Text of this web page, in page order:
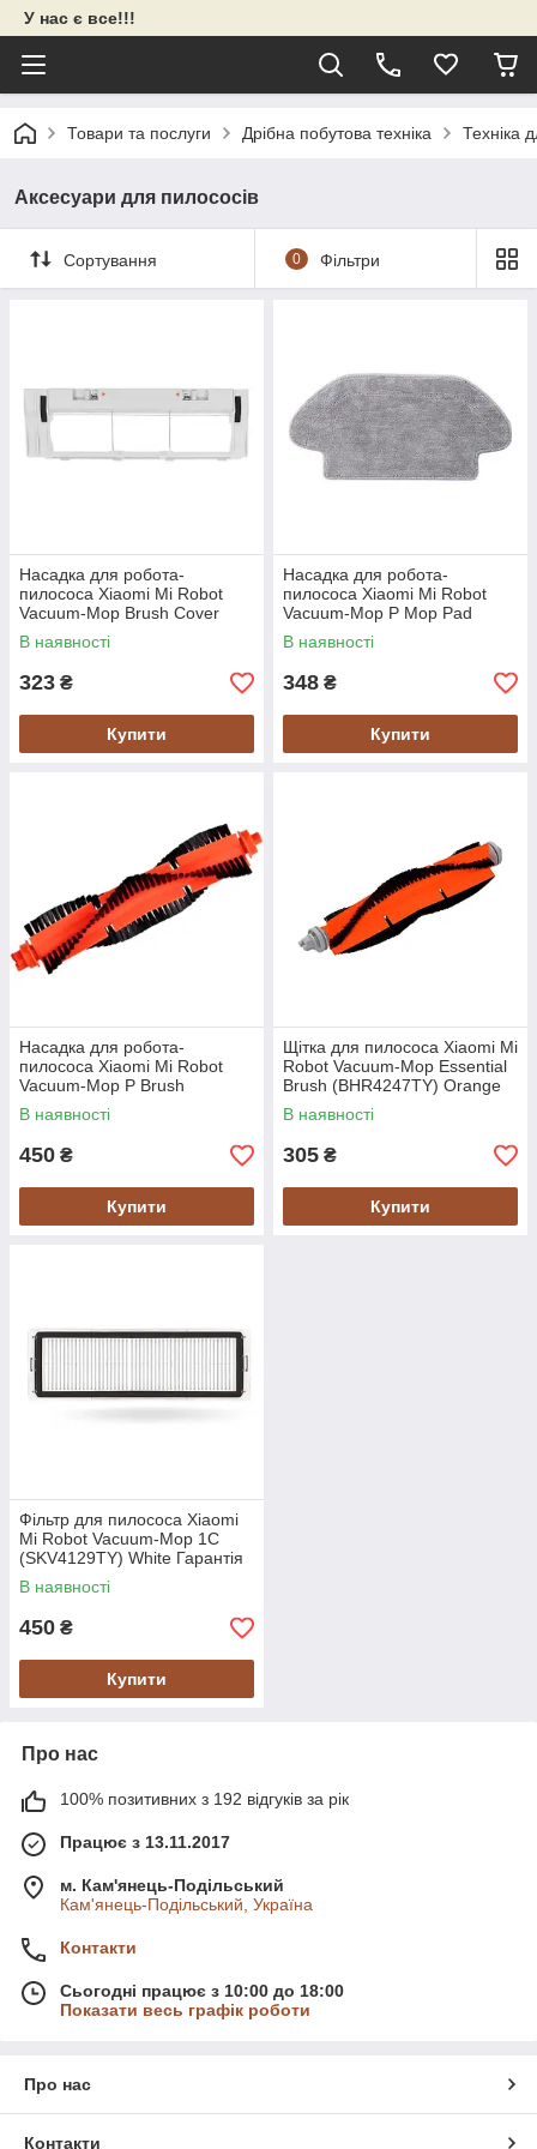
У нас є все!!!
Товари та послуги Дрібна побутова техніка Техніка
Аксесуари для пилососів
Сортування 0 Фільтри
Насадка для робота-
пилососа Xiaomi Mi Robot
Vacuum-Mop Brush Cover
(SKV4130TY) Gray Гарантія
14 днів
В наявності
323 ₴
Купити
Насадка для робота-
пилососа Xiaomi Mi Robot
Vacuum-Mop P Mop Pad
(SKV4123TY) Гарантія 14
днів
В наявності
348 ₴
Купити
Насадка для робота-
пилососа Xiaomi Mi Robot
Vacuum-Mop P Brush
(SKV4119TY) Гарантія 14 днів
В наявності
450 ₴
Купити
Щітка для пилососа Xiaomi Mi
Robot Vacuum-Mop Essential
Brush (BHR4247TY) Orange
Гарантія 14 днів
В наявності
305 ₴
Купити
Фільтр для пилососа Xiaomi
Mi Robot Vacuum-Mop 1С
(SKV4129TY) White Гарантія
14 днів
В наявності
450 ₴
Купити
Про нас
100% позитивних з 192 відгуків за рік
Працює з 13.11.2017
м. Кам'янець-Подільський
Кам'янець-Подільський, Україна
Контакти
Сьогодні працює з 10:00 до 18:00
Показати весь графік роботи
Про нас
Контакти